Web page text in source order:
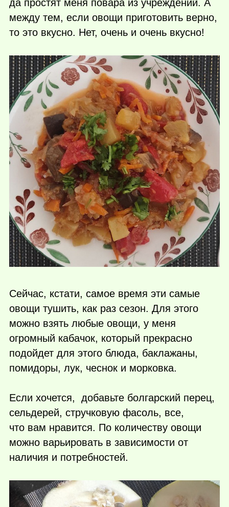
да простят меня повара из учреждений. А
между тем, если овощи приготовить верно,
то это вкусно. Нет, очень и очень вкусно!
Сейчас, кстати, самое время эти самые
овощи тушить, как раз сезон. Для этого
можно взять любые овощи, у меня
огромный кабачок, который прекрасно
подойдет для этого блюда, баклажаны,
помидоры, лук, чеснок и морковка.
Если хочется, добавьте болгарский перец,
сельдерей, стручковую фасоль, все,
что вам нравится. По количеству овощи
можно варьировать в зависимости от
наличия и потребностей.